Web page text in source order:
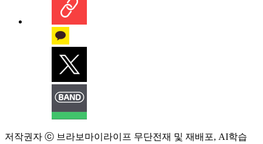
저작권자 ⓒ 브라보마이라이프 무단전재 및 재배포, AI학습